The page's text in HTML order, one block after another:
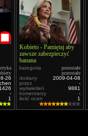
26
-
1
Kobieto - Pamiętaj aby
zawsze zabezpieczyć
banana
kategoria
pozostałe
pozostałe
dodany
2009-04-08
przez
-
wyświetleń
9881
komentarzy
-
ilość ocen
1